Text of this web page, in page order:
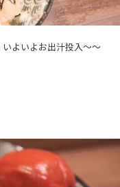
よいよお出汁投入～～